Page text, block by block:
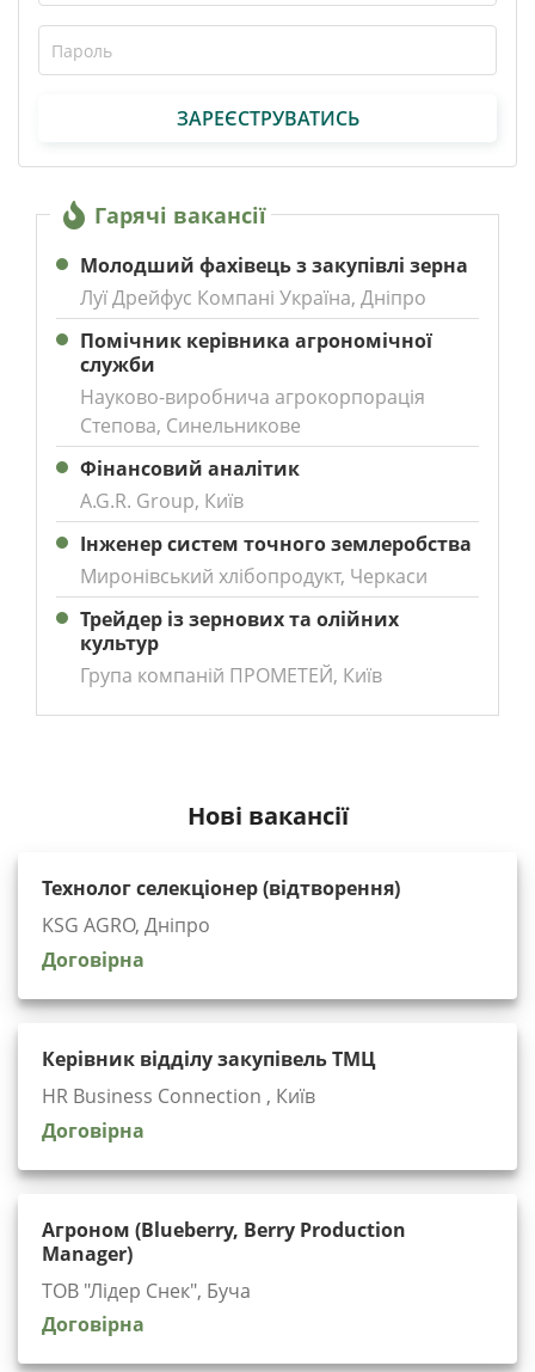
ЗАРЕЄСТРУВАТИСЬ
Гарячі вакансії
Молодший фахівець з закупівлі зерна
Луї Дрейфус Компані Україна, Дніпро
Помічник керівника агрономічної
служби
Науково-виробнича агрокорпорація
Степова, Синельникове
Фінансовий аналітик
A.G.R. Group, Київ
Інженер систем точного землеробства
Миронівський хлібопродукт, Черкаси
Трейдер із зернових та олійних
культур
Група компаній ПРОМЕТЕЙ, Київ
Нові вакансії
Технолог селекціонер (відтворення)
KSG AGRO, Дніпро
Договірна
Керівник відділу закупівель ТМЦ
HR Business Connection , Київ
Договірна
Агроном (Blueberry, Berry Production
Manager)
ТОВ "Лідер Снек", Буча
Договірна